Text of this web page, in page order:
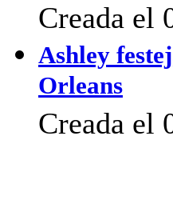
Creada el
Ashley
Orleans
Creada el